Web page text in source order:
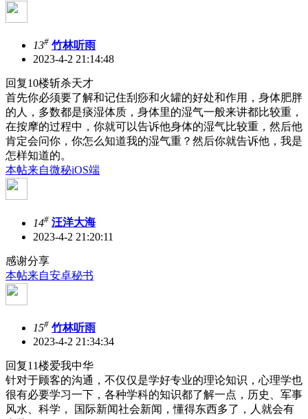
13# 竹林听雨
2023-4-2 21:14:48
回复10楼斩杀天才
首先你必须要了解和记住刮痧和火罐的好处和作用，身体肥胖
的人，多数都是痰湿体质，身体里的湿气一般来讲都比较重，
在按摩的过程中，你就可以告诉他身体的湿气比较重，然后他
肯定会问你，你怎么知道我的湿气重？然后你就告诉他，我是
怎样知道的。
本帖来自微秘iOS端
14# 汪洋大海
2023-4-2 21:20:11
感谢分享
本帖来自安卓秘书
15# 竹林听雨
2023-4-2 21:34:34
回复11楼爱我中华
针对于顾客的沟通，不仅仅是学好专业的理论知识，心理学也
很有必要学习一下，各种学科的知识都了解一点，历史、军事
风水、科学， 国际新闻社会新闻，懂得东西多了，人就会有